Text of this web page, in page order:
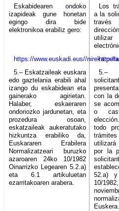
Eskabidearen ondoko
izapideak gune honetan
egingo dira bide
elektronikoa erabiliz gero:
Los
a la
través
https://www.euskadi.eus//nirekarpeta
http://
5.– Eskatzaileak euskara
edo gaztelania erabili ahal
izango du eskabidean eta
gainerako agirietan.
Halaber, eskaeraren
ondoriozko jardunetan, eta
prozedura osoan,
eskatzaileak aukeratutako
hizkuntza erabiliko da,
Euskararen Erabilera
Normalizatzeari buruzko
azaroaren 24ko 10/1982
Oinarrizko Legearen 5.2.a)
eta 6.1 artikuluetan
ezarritakoaren arabera.
5.–
con la
se
o
todo
por la
52.a)
10/
Euskera.